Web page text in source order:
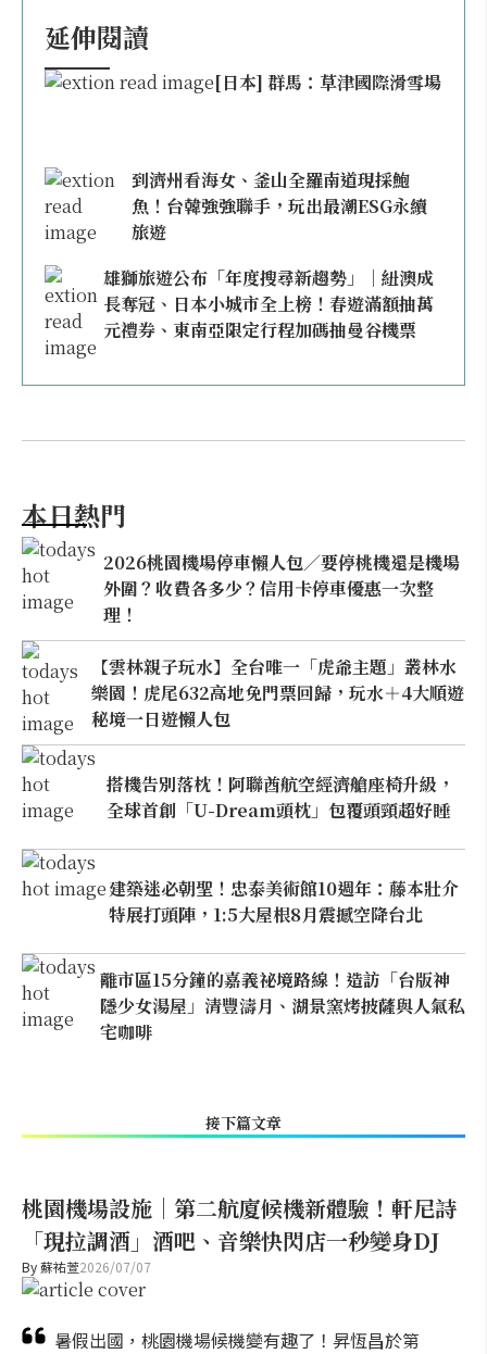
延伸閱讀
[日本] 群馬：草津國際滑雪場
到濟州看海女、釜山全羅南道現採鮑
魚！台韓強強聯手，玩出最潮ESG永續
旅遊
雄獅旅遊公布「年度搜尋新趨勢」｜紐澳成
長奪冠、日本小城市全上榜！春遊滿額抽萬
元禮券、東南亞限定行程加碼抽曼谷機票
本日熱門
2026桃園機場停車懶人包／要停桃機還是機場
外圍？收費各多少？信用卡停車優惠一次整
理！
【雲林親子玩水】全台唯一「虎爺主題」叢林水
樂園！虎尾632高地免門票回歸，玩水＋4大順遊
秘境一日遊懶人包
搭機告別落枕！阿聯酋航空經濟艙座椅升級，
全球首創「U-Dream頭枕」包覆頭頸超好睡
建築迷必朝聖！忠泰美術館10週年：藤本壯介
特展打頭陣，1:5大屋根8月震撼空降台北
離市區15分鐘的嘉義祕境路線！造訪「台版神
隱少女湯屋」清豐濤月、湖景窯烤披薩與人氣私
宅咖啡
接下篇文章
桃園機場設施｜第二航廈候機新體驗！軒尼詩
「現拉調酒」酒吧、音樂快閃店一秒變身DJ
By蘇祐萱2026/07/07
暑假出國，桃園機場候機變有趣了！昇恆昌於第